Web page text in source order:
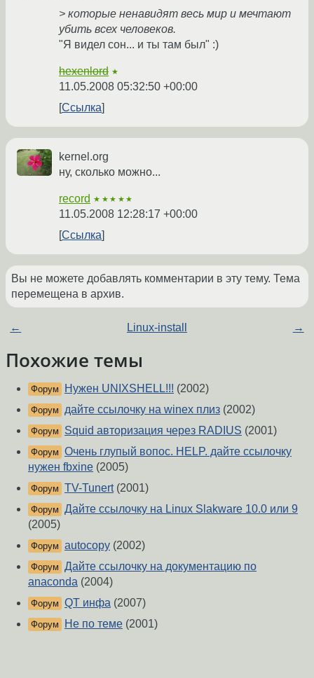
> которые ненавидят весь мир и мечтают
убить всех человеков.
"Я видел сон... и ты там был" :)
hexenlord ★
11.05.2008 05:32:50 +00:00
Ссылка
kernel.org
ну, сколько можно...
record ★★★★★
11.05.2008 12:28:17 +00:00
Ссылка
Вы не можете добавлять комментарии в эту тему. Тема
перемещена в архив.
← Linux-install →
Похожие темы
Форум Нужен UNIXSHELL!!! (2002)
Форум дайте ссылочку на winex плиз (2002)
Форум Squid авторизация через RADIUS (2001)
Форум Очень глупый вопос. HELP. дайте ссылочку
нужен fbxine (2005)
Форум TV-Tunert(2001)
Форум Дайте ссылочку на Linux Slakware 10.0 или 9
(2005)
Форум autocopy (2002)
Форум Дайте ссылочку на документацию по
anaconda (2004)
Форум QT инфа (2007)
Форум Не по теме (2001)